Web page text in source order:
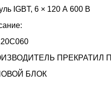
IGBT, 6 × 120 А 600 В
ПРЕКРАТИЛ
БЛОК